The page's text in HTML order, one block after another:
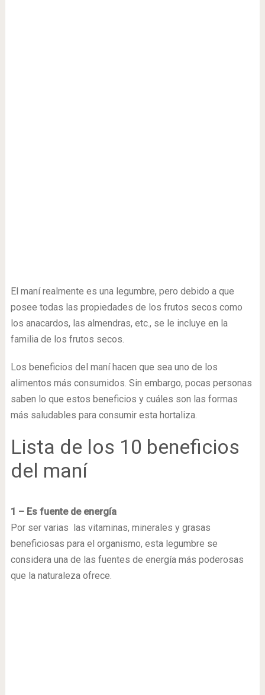
El maní realmente es una legumbre, pero debido a que
posee todas las propiedades de los frutos secos como
los anacardos, las almendras, etc., se le incluye en la
familia de los frutos secos.
Los beneficios del maní hacen que sea uno de los
alimentos más consumidos. Sin embargo, pocas personas
saben lo que estos beneficios y cuáles son las formas
más saludables para consumir esta hortaliza.
Lista de los 10 beneficios
del maní
1 – Es fuente de energía
Por ser varias las vitaminas, minerales y grasas
beneficiosas para el organismo, esta legumbre se
considera una de las fuentes de energía más poderosas
que la naturaleza ofrece.